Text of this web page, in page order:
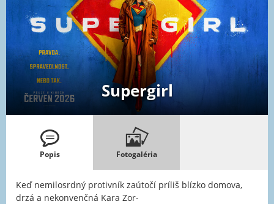
Supergirl
Popis Fotogaléria
Keď nemilosrdný protivník zaútočí príliš blízko domova,
drzá a nekonvenčná Kara Zor-